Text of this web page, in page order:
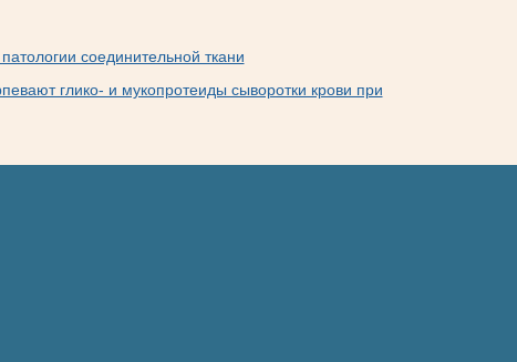
соединительной ткани
глико- и мукопротеиды сыворотки крови при